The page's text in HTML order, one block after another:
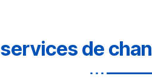
services de